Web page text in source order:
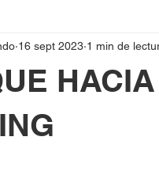
16 sept 2023 1 min de
5 estrellas.